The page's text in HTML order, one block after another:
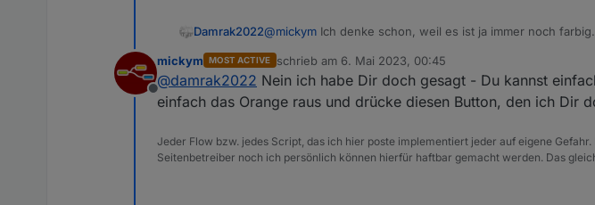
Damrak2022@mickym Ich denke schon, weil es ist ja immer noch
Offline
mickym MOST ACTIVE schrieb am 6. Mai 2023, 00:45
zuletzt editiert von
@damrak2022 Nein ich habe Dir doch gesagt - Du kannst
einfach das Orange raus und drücke diesen Button, den ich Dir
Jeder Flow bzw. jedes Script, das ich hier poste implementiert jeder auf eigene
Seitenbetreiber noch ich persönlich können hierfür haftbar gemacht werden. Das